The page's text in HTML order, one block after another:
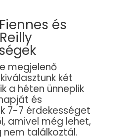
és
megjelenő
két
a héten ünneplik
és
7-7 érdekességet
amivel még lehet,
találkoztál.